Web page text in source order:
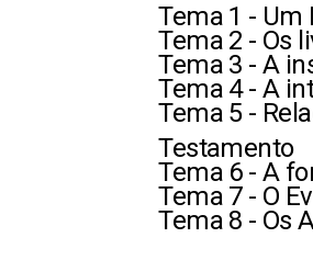
Tema 1 - Um
Tema 2 - Os
Tema 3 - A
Tema 4 - A
Tema 5 -
Testamento
Tema 6 - A
Tema 7 - O
Tema 8 - Os